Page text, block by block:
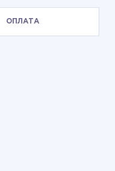
ОПЛАТА